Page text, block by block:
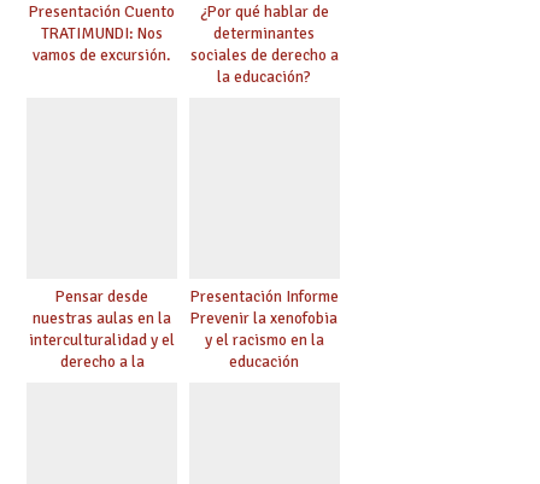
Presentación Cuento
TRATIMUNDI: Nos
vamos de excursión.
¿Por qué hablar de
determinantes
sociales de derecho a
la educación?
Pensar desde
nuestras aulas en la
interculturalidad y el
derecho a la
Presentación Informe
Prevenir la xenofobia
y el racismo en la
educación